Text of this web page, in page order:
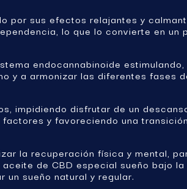
por sus efectos relajantes y
lo que lo convierte en un
endocannabinoide
y a armonizar las diferentes fases
impidiendo disfrutar de un
y favoreciendo una
la recuperación física y mental,
de CBD especial sueño bajo la
un sueño natural y regular.